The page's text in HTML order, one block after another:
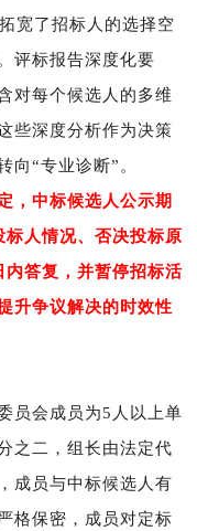
宽了招标人的选择空
评标报告深度化要
对每个候选人的多维
些深度分析作为决策
向“专业诊断”。
，中标候选人公示期
人情况、否决投标原
内答复，并暂停招标活
升争议解决的时效性
员会成员为5人以上单
之二，组长由法定代
成员与中标候选人有
格保密，成员对定标